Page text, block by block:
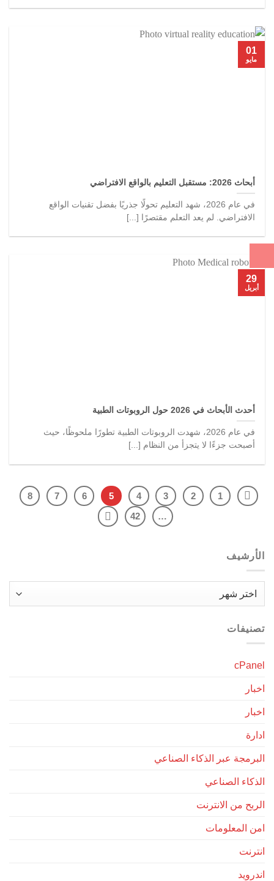
الأرشيف
الأرشيف
تصنيفات
cPanel
اخبار
اخبار
ادارة
البرمجة عبر الذكاء الصناعي
الذكاء الصناعي
الربح من الانترنت
امن المعلومات
انترنت
اندرويد
أبحاث 2026: مستقبل التعليم بالواقع الافتراضي
في عام 2026، شهد التعليم تحولًا جذريًا بفضل تقنيات الواقع
الافتراضي. لم يعد التعلم مقتصرًا [...]
01
مايو
أحدث الأبحاث في 2026 حول الروبوتات الطبية
في عام 2026، شهدت الروبوتات الطبية تطورًا ملحوظًا، حيث
أصبحت جزءًا لا يتجزأ من النظام [...]
29
أبريل
1
2
3
4
5
6
7
8
…
42